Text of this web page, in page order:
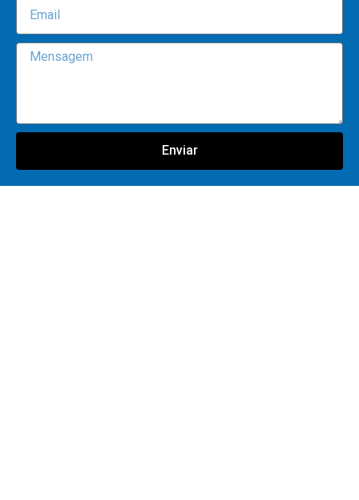
Enviar